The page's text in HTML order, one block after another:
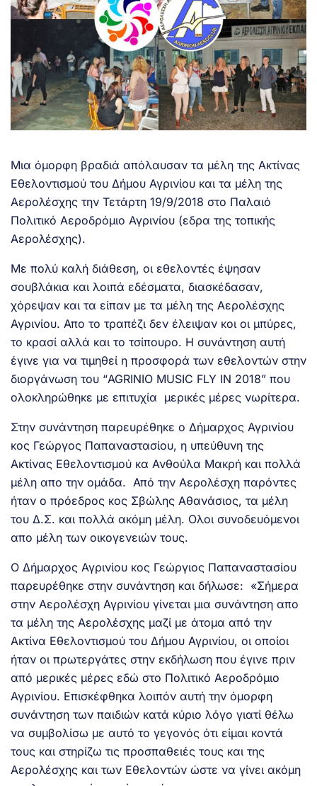
Μια όμορφη βραδιά απόλαυσαν τα μέλη της Ακτίνας
Εθελοντισμού του Δήμου Αγρινίου και τα μέλη της
Αερολέσχης την Τετάρτη 19/9/2018 στο Παλαιό
Πολιτικό Αεροδρόμιο Αγρινίου (εδρα της τοπικής
Αερολέσχης).
Με πολύ καλή διάθεση, οι εθελοντές έψησαν
σουβλάκια και λοιπά εδέσματα, διασκέδασαν,
χόρεψαν και τα είπαν με τα μέλη της Αερολέσχης
Αγρινίου. Απο το τραπέζι δεν έλειψαν κοι οι μπύρες,
το κρασί αλλά και το τσίπουρο. Η συνάντηση αυτή
έγινε για να τιμηθεί η προσφορά των εθελοντών στην
διοργάνωση του “AGRINIO MUSIC FLY IN 2018” που
ολοκληρώθηκε με επιτυχία μερικές μέρες νωρίτερα.
Στην συνάντηση παρευρέθηκε ο Δήμαρχος Αγρινίου
κος Γεώργος Παπαναστασίου, η υπεύθυνη της
Ακτίνας Εθελοντισμού κα Ανθούλα Μακρή και πολλά
μέλη απο την ομάδα. Από την Αερολέσχη παρόντες
ήταν ο πρόεδρος κος Σβώλης Αθανάσιος, τα μέλη
του Δ.Σ. και πολλά ακόμη μέλη. Ολοι συνοδευόμενοι
απο μέλη των οικογενειών τους.
Ο Δήμαρχος Αγρινίου κος Γεώργιος Παπαναστασίου
παρευρέθηκε στην συνάντηση και δήλωσε: «Σήμερα
στην Αερολέσχη Αγρινίου γίνεται μια συνάντηση απο
τα μέλη της Αερολέσχης μαζί με άτομα από την
Ακτίνα Εθελοντισμού του Δήμου Αγρινίου, οι οποίοι
ήταν οι πρωτεργάτες στην εκδήλωση που έγινε πριν
από μερικές μέρες εδώ στο Πολιτικό Αεροδρόμιο
Αγρινίου. Επισκέφθηκα λοιπόν αυτή την όμορφη
συνάντηση των παιδιών κατά κύριο λόγο γιατί θέλω
να συμβολίσω με αυτό το γεγονός ότι είμαι κοντά
τους και στηρίζω τις προσπαθειές τους και της
Αερολέσχης και των Εθελοντών ώστε να γίνει ακόμη